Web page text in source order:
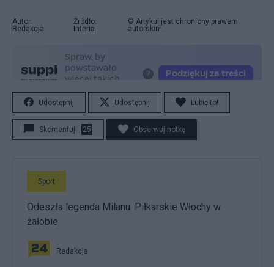
Autor:
Redakcja
Źródło:
Interia
© Artykuł jest chroniony prawem
autorskim.
Udostępnij Udostępnij Lubię to!
Skomentuj 25 Obserwuj notkę
Sport
Odeszła legenda Milanu. Piłkarskie Włochy w
żałobie
Redakcja